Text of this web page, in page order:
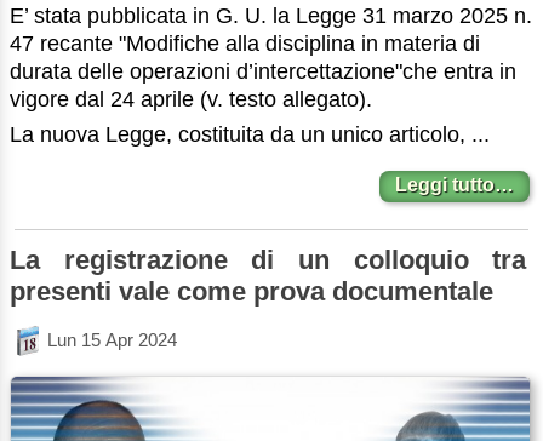
E’ stata pubblicata in G. U. la Legge 31 marzo 2025 n.
47 recante "Modifiche alla disciplina in materia di
durata delle operazioni d’intercettazione"che entra in
vigore dal 24 aprile (v. testo allegato).
La nuova Legge, costituita da un unico articolo, ...
Leggi tutto…
La registrazione di un colloquio tra
presenti vale come prova documentale
Lun 15 Apr 2024